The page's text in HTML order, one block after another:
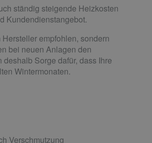
ständig steigende Heizkosten
Kundendienstangebot.
empfohlen, sondern
bei neuen Anlagen den
Sorge dafür, dass Ihre
Wintermonaten.
Verschmutzung